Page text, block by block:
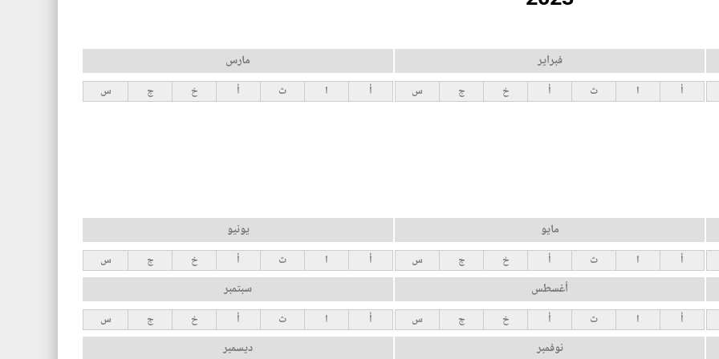
فبراير
أ ا ث أ خ ج س
مارس
أ ا ث أ خ ج س
مايو
أ ا ث أ خ ج س
يونيو
أ ا ث أ خ ج س
أغسطس
أ ا ث أ خ ج س
سبتمبر
أ ا ث أ خ ج س
نوفمبر ديسمبر